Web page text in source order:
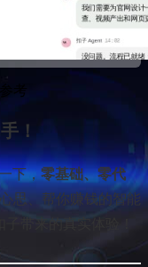
考
！
下， 零基础、零代
思、帮你赚钱的智能
带来的真实体验！